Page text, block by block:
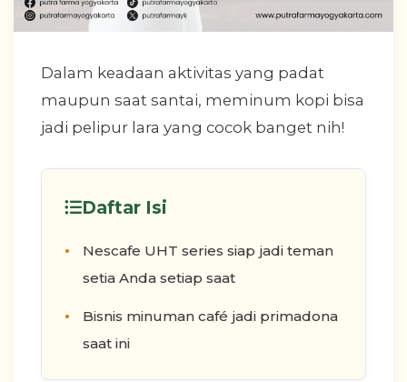
Dalam keadaan aktivitas yang padat
maupun saat santai, meminum kopi bisa
jadi pelipur lara yang cocok banget nih!
Daftar Isi
Nescafe UHT series siap jadi teman
setia Anda setiap saat
Bisnis minuman café jadi primadona
saat ini